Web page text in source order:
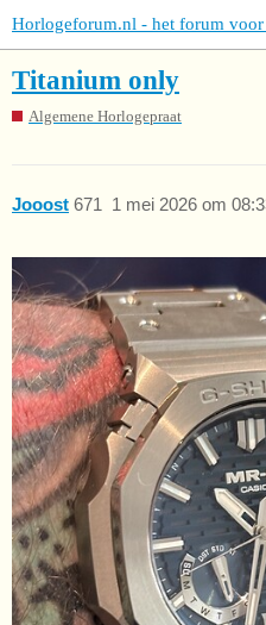
Horlogeforum.nl - het forum
Titanium only
Algemene Horlogepraat
Jooost 1 mei 2026 om
671